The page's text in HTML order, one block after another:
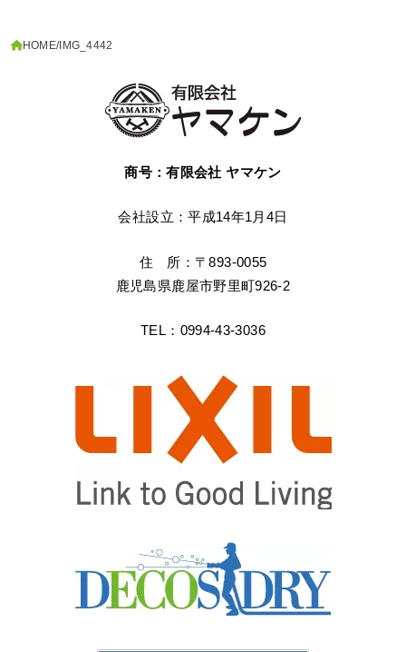
HOME IMG_4442
商号：有限会社 ヤマケン
会社設立：平成14年1月4日
住 所：〒893-0055
鹿児島県鹿屋市野里町926-2
TEL：0994-43-3036